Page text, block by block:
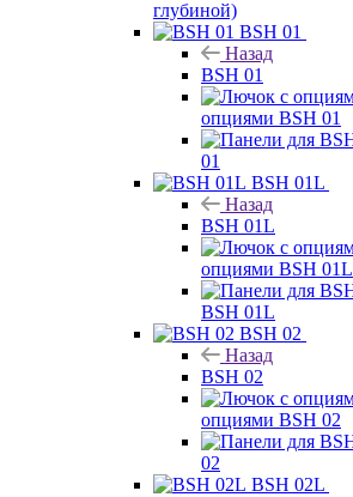
глубиной)
BSH 01
Назад
BSH 01
опциями BSH 01
01
BSH 01L
Назад
BSH 01L
опциями BSH 01L
BSH 01L
BSH 02
Назад
BSH 02
опциями BSH 02
02
BSH 02L